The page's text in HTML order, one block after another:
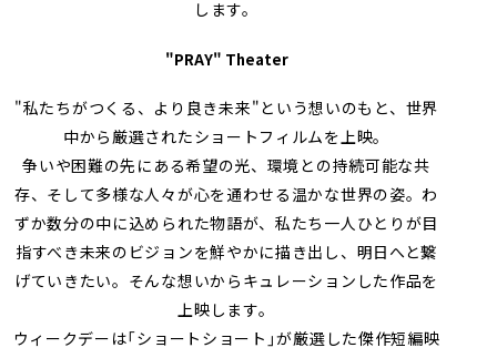
します。
"PRAY" Theater
"私たちがつくる、より良き未来"という想いのもと、世界
中から厳選されたショートフィルムを上映。
争いや困難の先にある希望の光、環境との持続可能な共
存、そして多様な人々が心を通わせる温かな世界の姿。わ
ずか数分の中に込められた物語が、私たち一人ひとりが目
指すべき未来のビジョンを鮮やかに描き出し、明日へと繋
げていきたい。そんな想いからキュレーションした作品を
上映します。
ウィークデーは「ショートショート」が厳選した傑作短編映